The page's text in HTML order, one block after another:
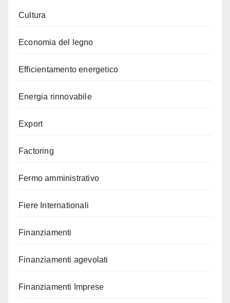
Cultura
Economia del legno
Efficientamento energetico
Energia rinnovabile
Export
Factoring
Fermo amministrativo
Fiere Internationali
Finanziamenti
Finanziamenti agevolati
Finanziamenti Imprese